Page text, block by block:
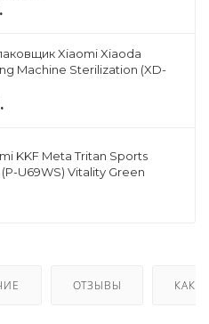
Xiaomi Xiaoda
Machine Sterilization (XD-
KKF Meta Tritan Sports
U69WS) Vitality Green
ОТЗЫВЫ КАК